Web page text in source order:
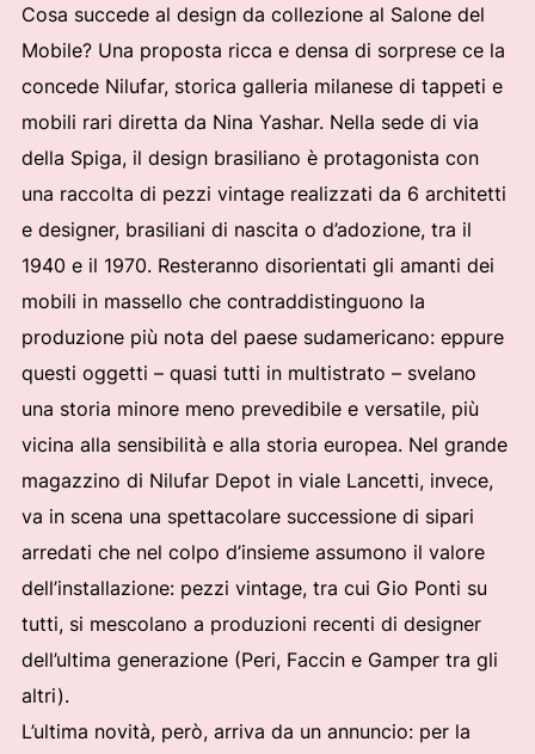
Cosa succede al design da collezione al Salone del
Mobile? Una proposta ricca e densa di sorprese ce la
concede Nilufar, storica galleria milanese di tappeti e
mobili rari diretta da Nina Yashar. Nella sede di via
della Spiga, il design brasiliano è protagonista con
una raccolta di pezzi vintage realizzati da 6 architetti
e designer, brasiliani di nascita o d’adozione, tra il
1940 e il 1970. Resteranno disorientati gli amanti dei
mobili in massello che contraddistinguono la
produzione più nota del paese sudamericano: eppure
questi oggetti – quasi tutti in multistrato – svelano
una storia minore meno prevedibile e versatile, più
vicina alla sensibilità e alla storia europea. Nel grande
magazzino di Nilufar Depot in viale Lancetti, invece,
va in scena una spettacolare successione di sipari
arredati che nel colpo d’insieme assumono il valore
dell’installazione: pezzi vintage, tra cui Gio Ponti su
tutti, si mescolano a produzioni recenti di designer
dell’ultima generazione (Peri, Faccin e Gamper tra gli
altri).
L’ultima novità, però, arriva da un annuncio: per la